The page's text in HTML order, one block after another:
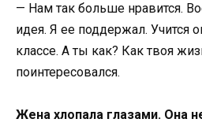
— Нам так больше нравится.
идея. Я ее поддержал. Учится
классе. А ты как? Как твоя
поинтересовался.
Жена хлопала глазами. Она